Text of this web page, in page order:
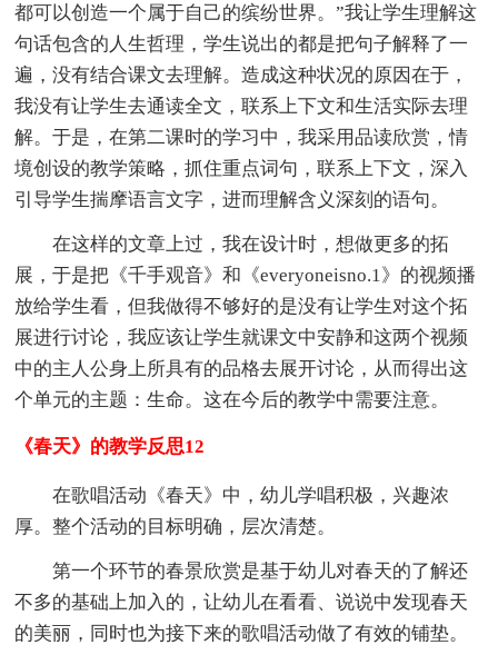
都可以创造一个属于自己的缤纷世界。”我让学生理解这
句话包含的人生哲理，学生说出的都是把句子解释了一
遍，没有结合课文去理解。造成这种状况的原因在于，
我没有让学生去通读全文，联系上下文和生活实际去理
解。于是，在第二课时的学习中，我采用品读欣赏，情
境创设的教学策略，抓住重点词句，联系上下文，深入
引导学生揣摩语言文字，进而理解含义深刻的语句。
在这样的文章上过，我在设计时，想做更多的拓
展，于是把《千手观音》和《everyoneisno.1》的视频播
放给学生看，但我做得不够好的是没有让学生对这个拓
展进行讨论，我应该让学生就课文中安静和这两个视频
中的主人公身上所具有的品格去展开讨论，从而得出这
个单元的主题：生命。这在今后的教学中需要注意。
《春天》的教学反思12
在歌唱活动《春天》中，幼儿学唱积极，兴趣浓
厚。整个活动的目标明确，层次清楚。
第一个环节的春景欣赏是基于幼儿对春天的了解还
不多的基础上加入的，让幼儿在看看、说说中发现春天
的美丽，同时也为接下来的歌唱活动做了有效的铺垫。